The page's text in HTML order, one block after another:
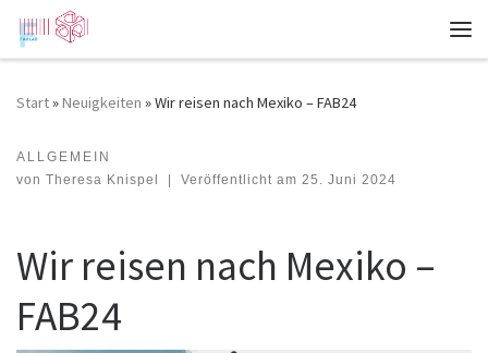
Zum Inhalt springen
Start»Neuigkeiten »Wir reisen nach Mexiko – FAB24
ALLGEMEIN
von Theresa Knispel | Veröffentlicht am 25. Juni 2024
Wir reisen nach Mexiko –
FAB24